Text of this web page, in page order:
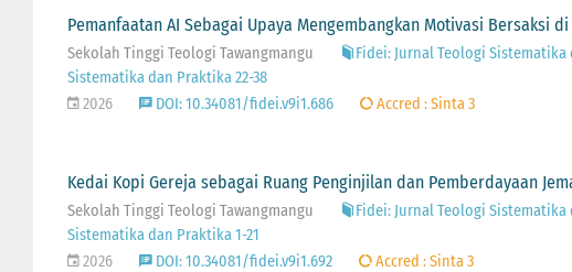
Pemanfaatan AI Sebagai Upaya Mengembangkan Motivasi Bersaksi
Sekolah Tinggi Teologi Tawangmangu
Fidei: Jurnal Teologi Sistematika
Sistematika dan Praktika 22-38
2026
DOI: 10.34081/fidei.v9i1.686 Accred : Sinta 3
Kedai Kopi Gereja sebagai Ruang Penginjilan dan Pemberdayaan
Sekolah Tinggi Teologi Tawangmangu
Fidei: Jurnal Teologi Sistematika
Sistematika dan Praktika 1-21
2026
DOI: 10.34081/fidei.v9i1.692 Accred : Sinta 3